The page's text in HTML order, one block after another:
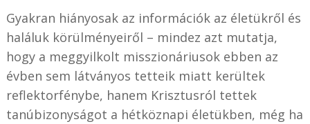
Gyakran hiányosak az információk az életükről és
haláluk körülményeiről – mindez azt mutatja,
hogy a meggyilkolt misszionáriusok ebben az
évben sem látványos tetteik miatt kerültek
reflektorfénybe, hanem Krisztusról tettek
tanúbizonyságot a hétköznapi életükben, még ha